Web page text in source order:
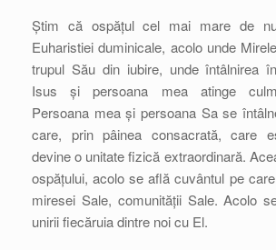
Știm că ospățul cel mai mare de
Euharistiei duminicale, acolo unde
trupul Său din iubire, unde întâlnirea
Isus și persoana mea atinge
Persoana mea și persoana Sa se
care, prin pâinea consacrată, care
devine o unitate fizică extraordinară.
ospățului, acolo se află cuvântul pe
miresei Sale, comunității Sale. Acolo
unirii fiecăruia dintre noi cu El.